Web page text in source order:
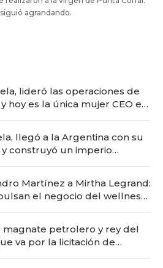
agrandando.
lideró las operaciones de
hoy es la única mujer CEO en
llegó a la Argentina con su
construyó un imperio
Martínez a Mirtha Legrand:
el negocio del wellness
magnate petrolero y rey del
va por la licitación de